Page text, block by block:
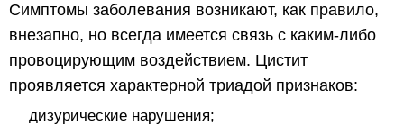
Симптомы заболевания возникают, как правило,
внезапно, но всегда имеется связь с каким-либо
провоцирующим воздействием. Цистит
проявляется характерной триадой признаков:
дизурические нарушения;